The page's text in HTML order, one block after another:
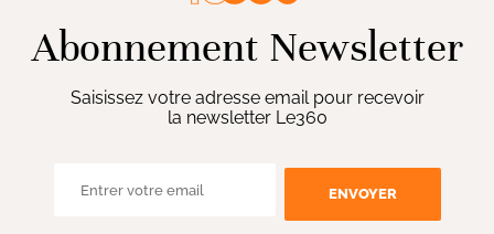
Abonnement Newsletter
Saisissez votre adresse email pour recevoir
la newsletter Le360
ENVOYER